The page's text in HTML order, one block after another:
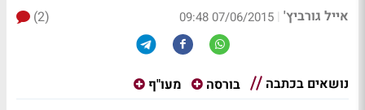
אייל גורביץ' |
07/06/2015 09:48
(2)
נושאים בכתבה בורסה מעו"ף